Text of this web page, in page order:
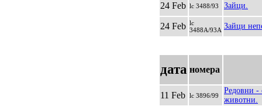
24 Feb lc 3488/93 Зайци.
24 Feb lc
3488A/93A Зайци
дата номера
11 Feb lc 3896/99
Редовни -
животни.